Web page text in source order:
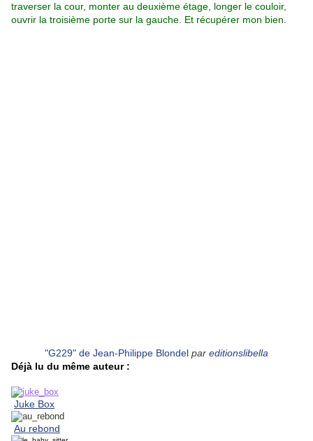
traverser la cour, monter au deuxième étage, longer le couloir,
ouvrir la troisième porte sur la gauche. Et récupérer mon bien.
"G229" de Jean-Philippe Blondel par editionslibella
Déjà lu du même auteur :
Juke Box
Au rebond